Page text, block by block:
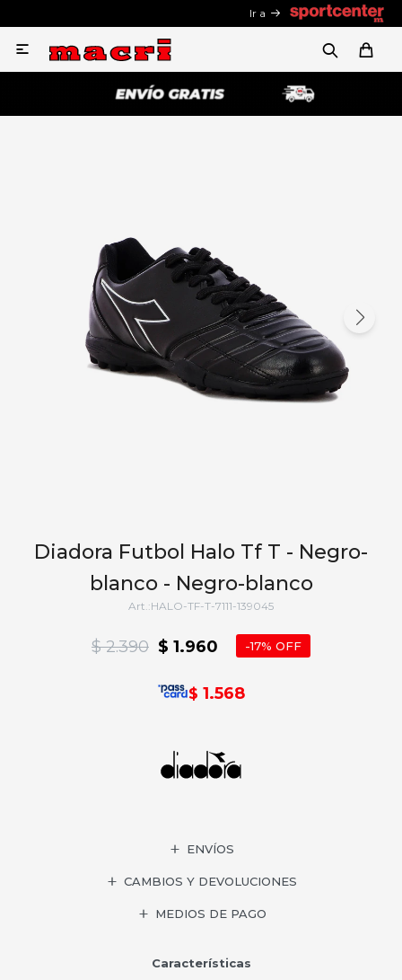
Ir a

Diadora Futbol Halo Tf T - Negro-
blanco - Negro-blanco
HALO-TF-T-7111-139045
$ 1.960
$ 2.390 17
$ 1.568
ENVÍOS
CAMBIOS Y DEVOLUCIONES
MEDIOS DE PAGO
Características